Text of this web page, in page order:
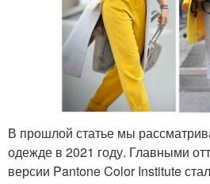
В прошлой статье мы
одежде в 2021 году. Главными
версии Pantone Color Institute